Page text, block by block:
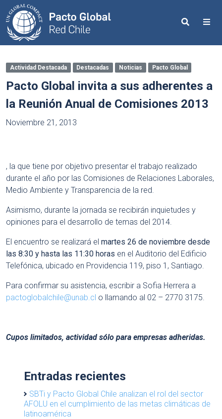
Search
Actividad Destacada Destacadas Noticias Pacto Global
Pacto Global invita a sus adherentes a
la Reunión Anual de Comisiones 2013
Noviembre 21, 2013
, la que tiene por objetivo presentar el trabajo realizado
durante el año por las Comisiones de Relaciones Laborales,
Medio Ambiente y Transparencia de la red.
Asimismo, durante la jornada se recibirán inquietudes y
opiniones para el desarrollo de temas del 2014.
El encuentro se realizará el martes 26 de noviembre desde
las 8:30 y hasta las 11:30 horas en el Auditorio del Edificio
Telefónica, ubicado en Providencia 119, piso 1, Santiago.
Para confirmar su asistencia, escribir a Sofia Herrera a
pactoglobalchile@unab.cl o llamando al 02 – 2770 3175.
Cupos limitados, actividad sólo para empresas adheridas.
Entradas recientes
SBTi y Pacto Global Chile analizan el rol del sector
AFOLU en el cumplimiento de las metas climáticas de
latinoamérica